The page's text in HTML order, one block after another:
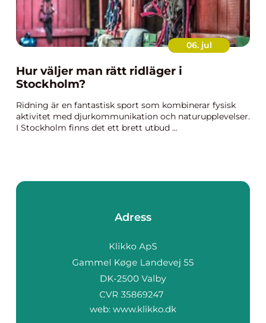
06. jul
Hur väljer man rätt ridläger i
Stockholm?
Ridning är en fantastisk sport som kombinerar fysisk
aktivitet med djurkommunikation och naturupplevelser.
I Stockholm finns det ett brett utbud ...
Adress
web: www.klikko.dk